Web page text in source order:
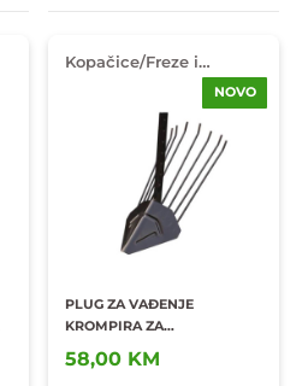
Kopačice/Freze i
NOVO
PLUG ZA VAĐENJE
KROMPIRA ZA
KOPAČICU/FREZU VTB 852
041724
58,00 KM